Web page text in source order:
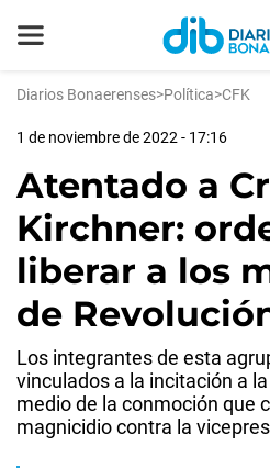
Diarios Bonaerenses>Política>CFK
1 de noviembre de 2022 - 17:16
Atentado a
Kirchner:
liberar a los
de
Los integrantes de esta
vinculados a la incitación a
medio de la conmoción que
magnicidio contra la